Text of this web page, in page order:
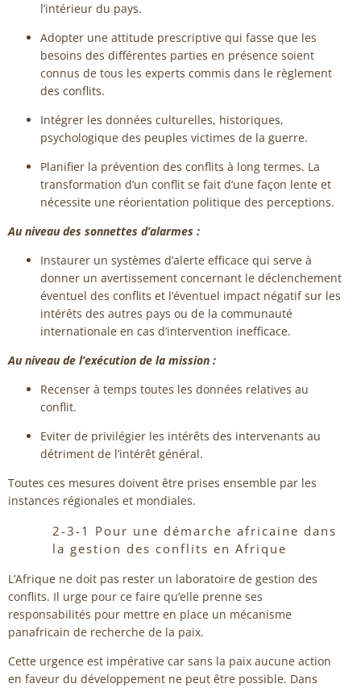
l’intérieur du pays.
Adopter une attitude prescriptive qui fasse que les
besoins des différentes parties en présence soient
connus de tous les experts commis dans le règlement
des conflits.
Intégrer les données culturelles, historiques,
psychologique des peuples victimes de la guerre.
Planifier la prévention des conflits à long termes. La
transformation d’un conflit se fait d’une façon lente et
nécessite une réorientation politique des perceptions.
Au niveau des sonnettes d’alarmes :
Instaurer un systèmes d’alerte efficace qui serve à
donner un avertissement concernant le déclenchement
éventuel des conflits et l’éventuel impact négatif sur les
intérêts des autres pays ou de la communauté
internationale en cas d’intervention inefficace.
Au niveau de l’exécution de la mission :
Recenser à temps toutes les données relatives au
conflit.
Eviter de privilégier les intérêts des intervenants au
détriment de l’intérêt général.
Toutes ces mesures doivent être prises ensemble par les
instances régionales et mondiales.
2-3-1 Pour une démarche africaine dans
la gestion des conflits en Afrique
L’Afrique ne doit pas rester un laboratoire de gestion des
conflits. Il urge pour ce faire qu’elle prenne ses
responsabilités pour mettre en place un mécanisme
panafricain de recherche de la paix.
Cette urgence est impérative car sans la paix aucune action
en faveur du développement ne peut être possible. Dans